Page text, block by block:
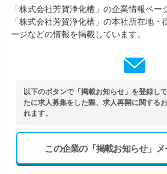
「株式会社芳賀浄化槽」の企業情報ペー
「株式会社芳賀浄化槽」の本社所在地
ージなどの情報を掲載しています。
以下のボタンで「掲載お知らせ」を登録し
たに求人募集をした際、求人再開に関する
れます。
この企業の「掲載お知らせ」